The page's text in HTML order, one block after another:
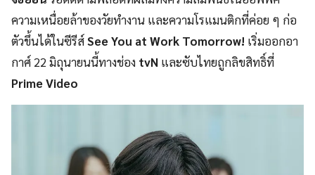
ความเหนื่อยล้าของวัยทำงาน และความโรแมนติกที่ค่อย ๆ ก่อ
ตัวขึ้นได้ในซีรีส์See You at Work Tomorrow! เริ่มออกอา
กาศ์ 22 มิถุนายนนี้ทางช่อง tvN และซับไทยถูกลิขสิทธิ์ที่
Prime Video